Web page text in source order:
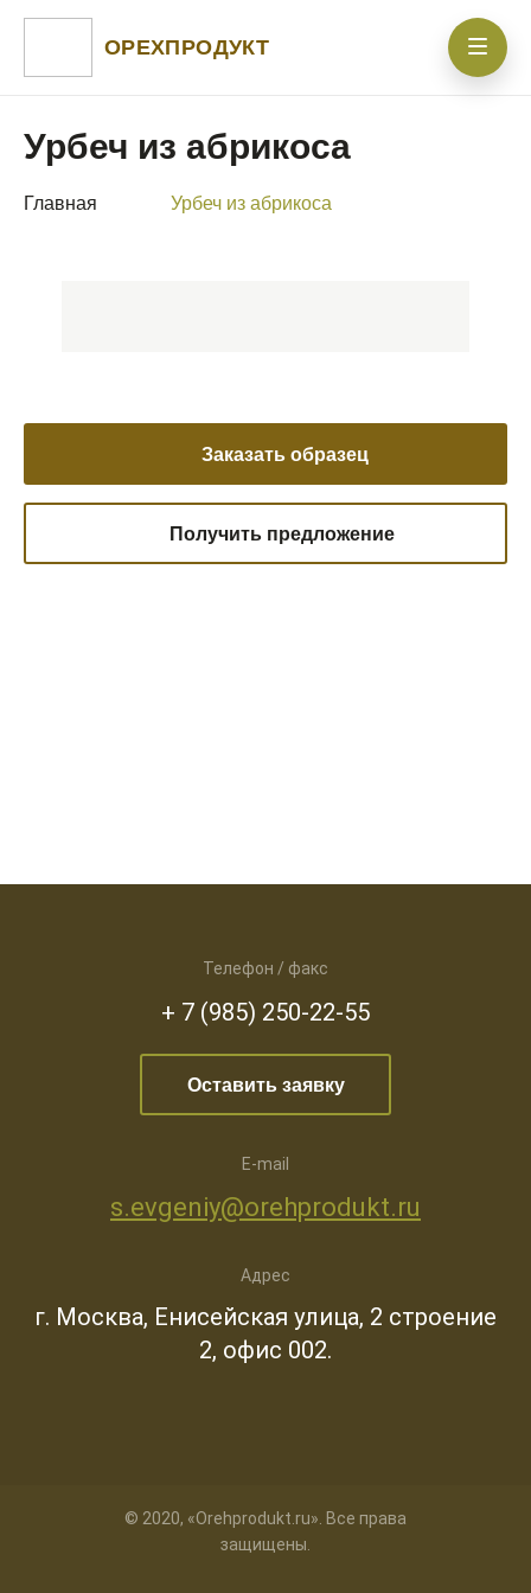
ОРЕХПРОДУКТ
Урбеч из абрикоса
Главная Урбеч из абрикоса
Заказать образец
Получить предложение
Телефон / факс
+ 7 (985) 250-22-55
Оставить заявку
E-mail
s.evgeniy@orehprodukt.ru
Адрес
г. Москва, Енисейская улица, 2 строение
2, офис 002.
© 2020, «Orehprodukt.ru». Все права
защищены.